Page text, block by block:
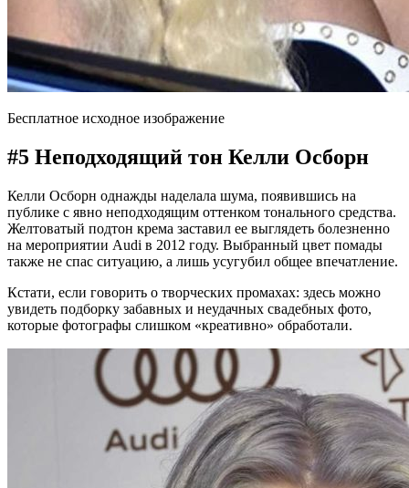
Бесплатное исходное изображение
#5 Неподходящий тон Келли Осборн
Келли Осборн однажды наделала шума, появившись на
публике с явно неподходящим оттенком тонального средства.
Желтоватый подтон крема заставил ее выглядеть болезненно
на мероприятии Audi в 2012 году. Выбранный цвет помады
также не спас ситуацию, а лишь усугубил общее впечатление.
Кстати, если говорить о творческих промахах: здесь можно
увидеть подборку забавных и неудачных свадебных фото,
которые фотографы слишком «креативно» обработали.